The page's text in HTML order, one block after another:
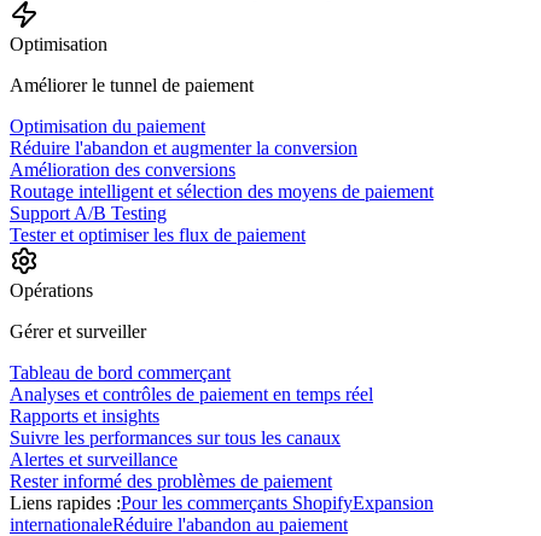
Optimisation
Améliorer le tunnel de paiement
Optimisation du paiement
Réduire l'abandon et augmenter la conversion
Amélioration des conversions
Routage intelligent et sélection des moyens de paiement
Support A/B Testing
Tester et optimiser les flux de paiement
Opérations
Gérer et surveiller
Tableau de bord commerçant
Analyses et contrôles de paiement en temps réel
Rapports et insights
Suivre les performances sur tous les canaux
Alertes et surveillance
Rester informé des problèmes de paiement
Liens rapides :Pour les commerçants ShopifyExpansion
internationaleRéduire l'abandon au paiement